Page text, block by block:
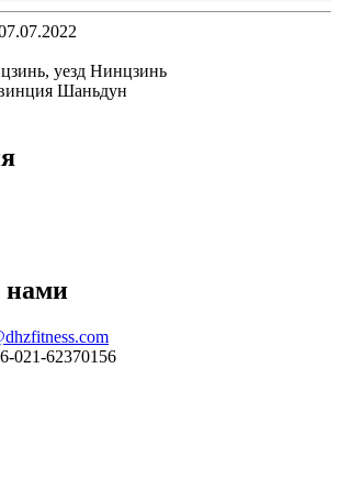
уезд Нинцзинь
Шаньдун
нами
021-62370156